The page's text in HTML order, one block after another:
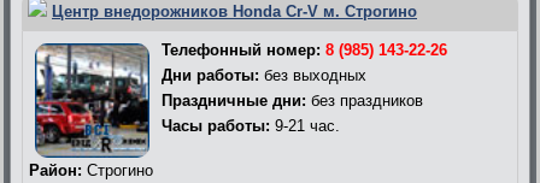
Центр внедорожников Honda Cr-V м. Строгино
Телефонный номер: 8 (985) 143-22-26
Дни работы: без выходных
Праздничные дни: без праздников
Часы работы: 9-21 час.
Район: Строгино